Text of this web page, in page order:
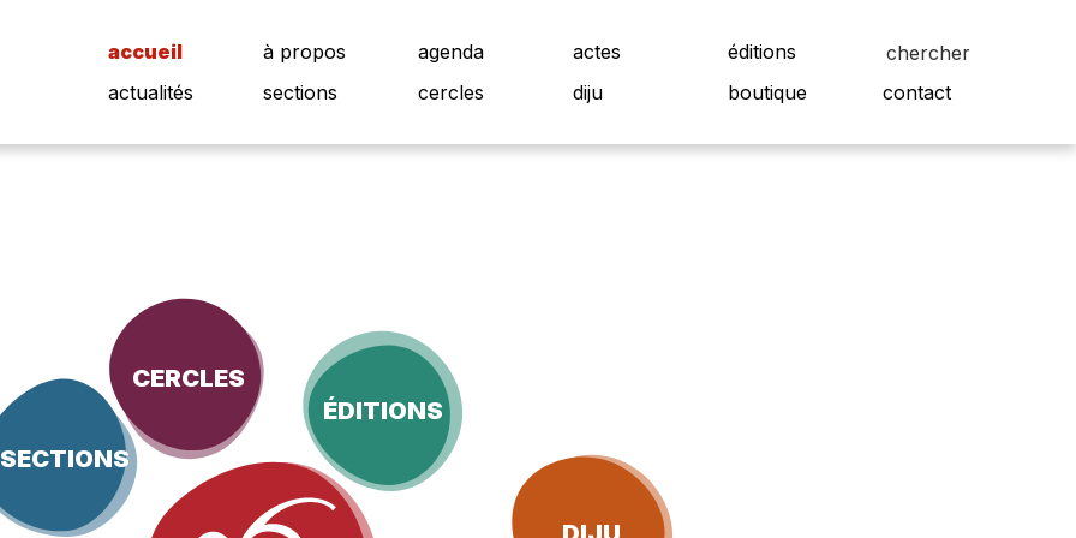
accueil à propos agenda actes
éditions
actualités
sections cercles diju boutique contact
ÉDITIONS
CERCLES
SECTIONS